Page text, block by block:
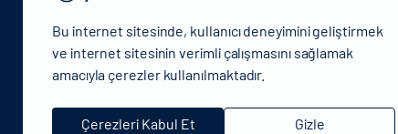
© 2024 T.C.Kütlür ve Turizm Bakanlığı - Tüm hakları
Bu internet sitesinde, kullanıcı deneyimini geliştirmek
ve internet sitesinin verimli çalışmasını sağlamak
amacıyla çerezler kullanılmaktadır.
Çerezleri Kabul Et Gizle